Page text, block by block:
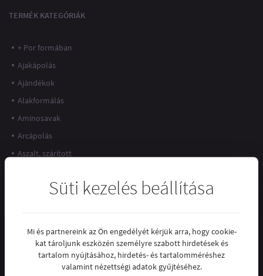
TERMÉK KATEGÓRIÁK
+ Por formában
Ajakápolás
Ajándékok
Alakformálás
Aminosavak
Arcápolás
Aszalt, szárított
Bőrproblémák, visszér
Darák, korpák, prézlik
Dezodorok
Süti kezelés beállítása
Mi és partnereink az Ön engedélyét kérjük arra, hogy cookie-
kat tároljunk eszközén személyre szabott hirdetések és
tartalom nyújtásához, hirdetés- és tartalomméréshez
valamint nézettségi adatok gyűjtéséhez.